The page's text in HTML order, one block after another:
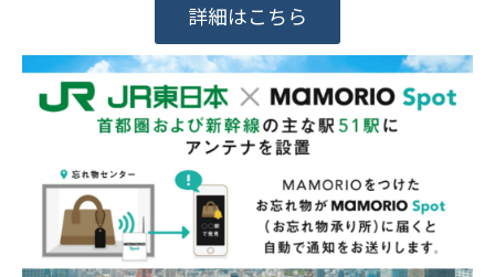
詳細はこちら